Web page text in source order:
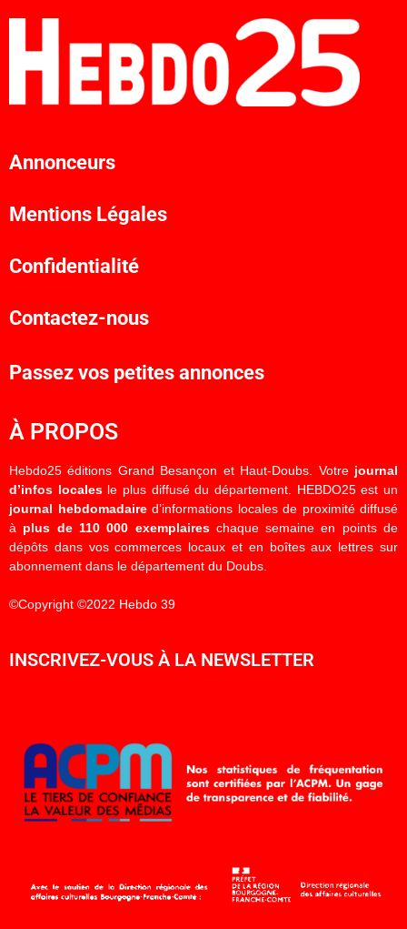
Annonceurs
Mentions Légales
Confidentialité
Contactez-nous
Passez vos petites annonces
À PROPOS
Hebdo25 éditions Grand Besançon et Haut-Doubs. Votre journal
d’infos localesle plus diffusé du département. HEBDO25 est un
journal hebdomadaired’informations locales de proximité diffusé
à plus de 110 000 exemplaireschaque semaine en points de
dépôts dans vos commerces locaux et en boîtes aux lettres sur
abonnement dans le département du Doubs.
©Copyright ©2022 Hebdo 39
INSCRIVEZ-VOUS À LA NEWSLETTER